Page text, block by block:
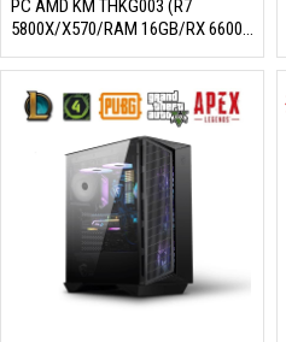
PC AMD KM THKG003 (R7
5800X/X570/RAM 16GB/RX 6600
8GB/SSD 256GB/650W/DOS)